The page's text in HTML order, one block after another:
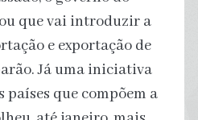
que vai introduzir a
e exportação de
Já uma iniciativa
que compõem a